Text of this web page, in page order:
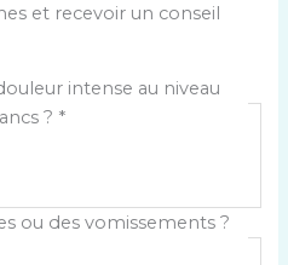
et recevoir un conseil
intense au niveau
? *
ou des vomissements ?